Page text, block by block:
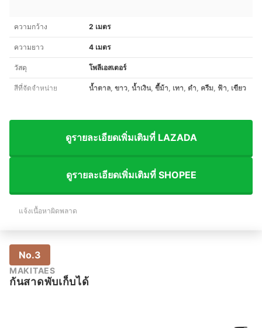
ความกว้าง 2 เมตร
ความยาว 4 เมตร
วัสดุ โพลีเอสเตอร์
สีที่จัดจำหน่าย น้ำตาล, ขาว, น้ำเงิน, ขี้ม้า, เทา, ดำ, ครีม, ฟ้า, เขียว
ดูรายละเอียดเพิ่มเติมที่ LAZADA
ดูรายละเอียดเพิ่มเติมที่ SHOPEE
แจ้งเนื้อหาผิดพลาด
No.3
MAKITAES
กันสาดพับเก็บได้